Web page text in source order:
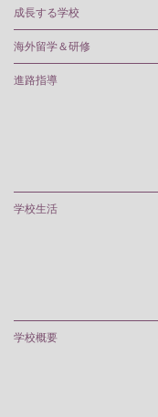
成長する学校
海外留学＆研修
進路指導
学校生活
学校概要